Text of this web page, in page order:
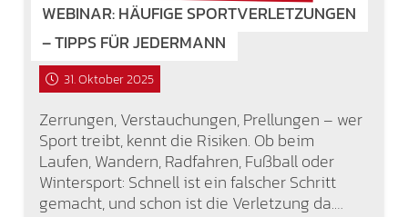
WEBINAR: HÄUFIGE SPORTVERLETZUNGEN
– TIPPS FÜR JEDERMANN
31. Oktober 2025
Zerrungen, Verstauchungen, Prellungen – wer
Sport treibt, kennt die Risiken. Ob beim
Laufen, Wandern, Radfahren, Fußball oder
Wintersport: Schnell ist ein falscher Schritt
gemacht, und schon ist die Verletzung da.…